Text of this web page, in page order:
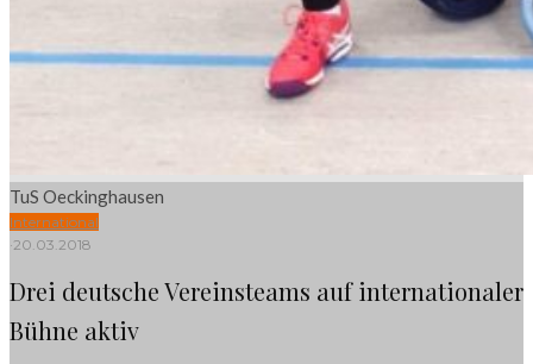
TuS Oeckinghausen
International
·20.03.2018
Drei deutsche Vereinsteams auf internationaler
Bühne aktiv